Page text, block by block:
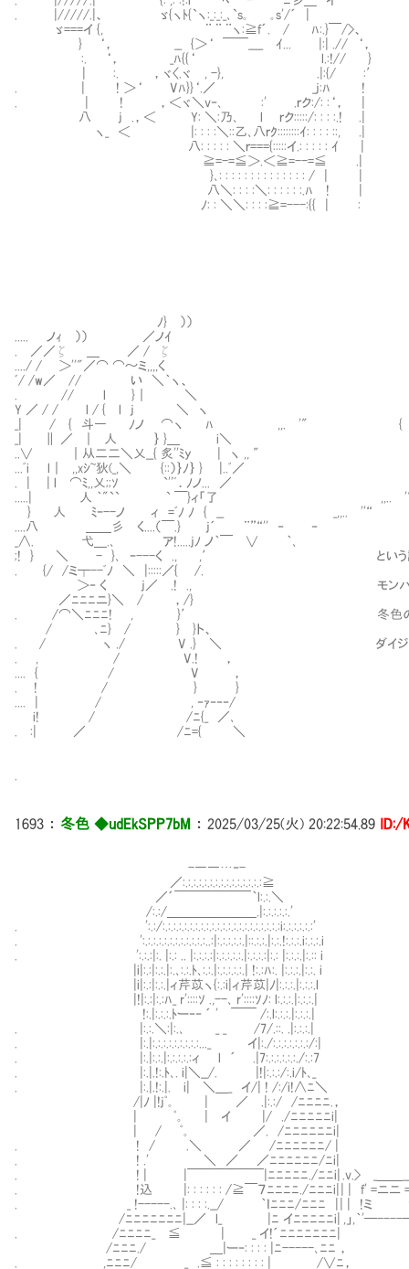
. |/////.|、 ゞ{ヽﾄ{`ヽ:_:_:_､`s｡ ｡s'/´ |
ゞ===イ {, ¨ ¨ ¨ヽ:≧f´. / ﾊ:.}￣/>、 ネタバレ
} ‘， __ {＞‘ ￣￣____ ｲ... |:| .// ‘，
:. ‘， _ﾊ{{‘ l.:!// } 二次創作した
| :. ，ヾ〈.ヾ , -}, .|:{/ :′
. | ! ＞‘ Vﾊ}}‘.／ _j:ﾊ ! 自分の中のブーム
. | ! ，＜ヾ＼v‐､ :' .ｒク:/: :‘， |
八 j .，＜ Y: ＼:乃､ l ｒク:::::/: : : :.! .|
ヽ_ ＜ |: : : :＼::乙､八ｒｸ::::::::ｲ: : : : ::, .|
八: : : : : ＼ｒ==={:::::イ.: : : : : ｲ |
≧=-=≦＞.＜≧=--=≦ .|
}､: : : : : : : : : : : : : : / | |
八＼: : : :＼: : : : : :.ﾊ ! |
ﾉ: : ＼＼: : : :≧=---:{{ | :
ﾉ} ））
..... ノｨ ）） ／ノｲ
. ／／ζ ＿ ／ / ζ
..../ / ＞''"／⌒ ⌒～ミ,,,,く
ﾞ/ /w／ // い ＼｀ヽ、
. // l }｜ ＼
Y ／ / / l / { l j ＼ ヽ
_| / { 斗― ﾉノ ⌒ヽ ﾊ ,,. '"
_| ∥ ／ ｜ 人 ｝ }＿ i＼
..∨ ｜从二二＼乂__{ 炙''ﾐy | ヽ ,,
...ﾞi l｜ ,,xｼ~狄(_,＼ {::）｝ﾉ｝ } |..ﾞ
. | | l ⌒ﾐ,,乂;;ｿ `''ﾞ．ﾉノ... ／
.....| 人 ｀"`` ` ￣}ィ「了 ,,..
} 人 ﾐｰ--ノ ィ =ﾞﾉ ﾉ { __ _,,.. ''“
....八 ＿＿彡 く....（￣.} j´ ¨”“'' ‐ ‐
_∧. 弋＿.､ ア!.....jﾉ ノ｀￣ ∨ ｀､
;! } ＼ - }､ ｰ---く ., ,′ という訳で今回は熱
. {/ /ミ┬--ﾞﾉ ＼ |:::::／{ /.
＞‐ く j／ .! ., モンハンワイルズや
／ﾆﾆﾆニ}＼ / ，/}
. /⌒＼ﾆﾆﾆ! , }′ 冬色の作品は冗長に
/ ､ﾆ} / } }ト、
. / ヽ ./ V .} ＼ ダイジェスト力を高めるため
. , / V.! ，
.... { / V ，
. ! / } }
.... | / , ‐ｧ‐‐‐/
i! / /ﾆ{_ ／､
. :| ／ /ﾆ={ ＼
1693 ： 冬色 ◆udEkSPP7bM ： 2025/03/25(火) 20:22:54.89 ID:/
-――…‐-
／:.:.:.:.:.:.:.:.:.:.:.:.:.:.:≧
／´￣￣￣￣￣￣｀l:.:.＼
/:.:/＿＿＿＿＿＿＿.|:.:.:.:.:.'
. ':.:/:.:.:.:.:.:.:.:.:.:.:.:.:.:.:.:.:.:.:.:.:.:i:.:.:.:.:.:'
.
. ':.:.:|:. |:.: .. |:.:.:.:|:.:.:.:.:.|:.:.:.:|:.:
|i|:.:|:.:.|:.､:.:.ﾄ､:.:.|:.:.:.:.:.| !:.:ﾊ:. |:.:.:.|:.:.
|i|:.:|:.:.|ィ芹苡ヽ{:.:i|ィ芹苡|ﾉ
|!|:.:|:.:ﾊ_ r'::::ｿ .,--､ r'::::ｿﾉ:
!:.|:.:.:.ﾄー‐‐ ´ ' ￣￣ /
. |:.:.＼:|:.､ _ _ /7/.::.
. |:.|:.:.:.:.:.:.:.:.:..._ イ|:./
. |:.|:.:.|:.:.:.:.:ィ l ´ .|7:.:.:.:.:.:./:.:7 i／
. |:.|.!:.ﾄ､. i|＼__/. |!|:.:.:/:.i/ﾄ､_ | |＼
. |:.|.!:.|. i| ＼＿_ イ/| ! /:/i!∧ﾆ＼ < (￣￣
/|ﾉ |!jﾟ｡ | ／ .|:.:/ /ﾆﾆﾆﾆ.， ｀Y＼／ ＼
| ﾟ｡ | イ |/ ./ﾆﾆﾆﾆﾆi| i⌒v'￣￣￣| ＼,.
| / ﾟ｡ ／. /ﾆﾆﾆﾆﾆﾆi| i=<ﾆ>＝ = :! ＼
. ! / .＼ ／ /ﾆﾆﾆﾆﾆﾆ/ | |＿∧＿＿＿ゝ (__
. ! .' ＼ ／ ／ﾆﾆﾆﾆﾆﾆ/ﾆi| ヾ,v.>
. ! | |￣￣￣￣￣￣|ﾆﾆﾆﾆﾆ./ﾆﾆi| .v.> _
. !込 |: : : : : : /≧￣７ﾆﾆﾆﾆ./ﾆﾆﾆi| | | f' =
. _ !-----.､ |: : : :.__/ ｀ｌﾆﾆﾆ/ﾆﾆﾆ | | |
/ﾆﾆﾆﾆﾆﾆﾆ|__／ l_ |ﾆ イﾆﾆﾆﾆﾆi| ,」,
. /ﾆﾆﾆﾆ_ ≦ | _ イ!´ﾆﾆﾆﾆﾆﾆﾆ|
/ﾆﾆﾆ./ ＿|ー‐: : : : |ﾆ-----､ﾆﾆ ， .
. ,ﾆﾆﾆ/ _ .≦ : : : : : : : : | /∨ﾆ， ヽ＿